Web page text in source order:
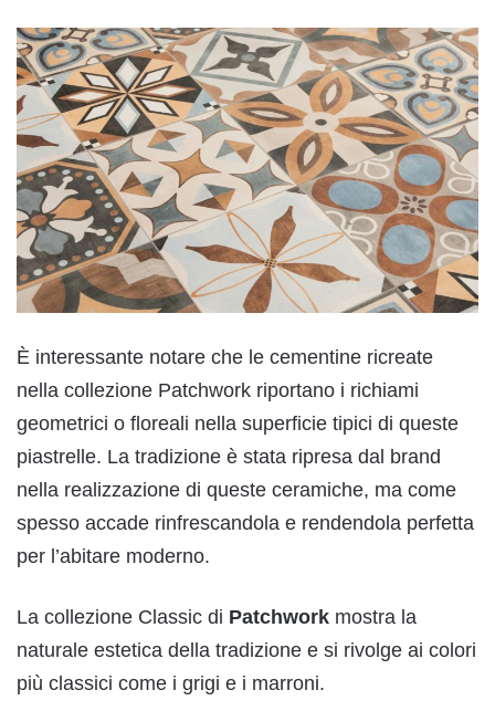
È interessante notare che le cementine ricreate
nella collezione Patchwork riportano i richiami
geometrici o floreali nella superficie tipici di queste
piastrelle. La tradizione è stata ripresa dal brand
nella realizzazione di queste ceramiche, ma come
spesso accade rinfrescandola e rendendola perfetta
per l’abitare moderno.
La collezione Classic di Patchwork mostra la
naturale estetica della tradizione e si rivolge ai colori
più classici come i grigi e i marroni.